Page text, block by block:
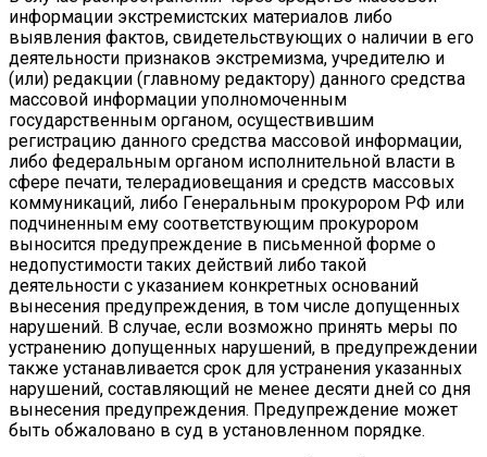
информации экстремистских материалов либо
выявления фактов, свидетельствующих о наличии в его
деятельности признаков экстремизма, учредителю и
(или) редакции (главному редактору) данного средства
массовой информации уполномоченным
государственным органом, осуществившим
регистрацию данного средства массовой информации,
либо федеральным органом исполнительной власти в
сфере печати, телерадиовещания и средств массовых
коммуникаций, либо Генеральным прокурором РФ или
подчиненным ему соответствующим прокурором
выносится предупреждение в письменной форме о
недопустимости таких действий либо такой
деятельности с указанием конкретных оснований
вынесения предупреждения, в том числе допущенных
нарушений. В случае, если возможно принять меры по
устранению допущенных нарушений, в предупреждении
также устанавливается срок для устранения указанных
нарушений, составляющий не менее десяти дней со дня
вынесения предупреждения. Предупреждение может
быть обжаловано в суд в установленном порядке.